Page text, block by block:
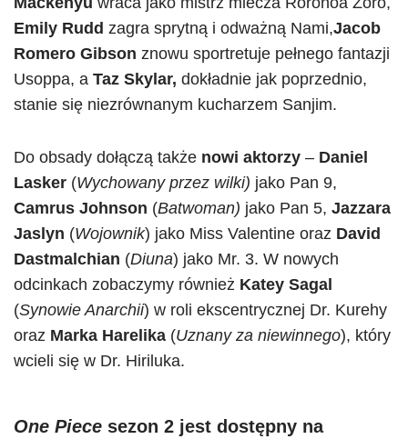
Emily Rudd zagra sprytną i odważną Nami,Jacob
Romero Gibson znowu sportretuje pełnego fantazji
Usoppa, a Taz Skylar, dokładnie jak poprzednio,
stanie się niezrównanym kucharzem Sanjim.
Do obsady dołączą także nowi aktorzy – Daniel
Lasker (Wychowany przez wilki) jako Pan 9,
Camrus Johnson (Batwoman) jako Pan 5, Jazzara
Jaslyn (Wojownik) jako Miss Valentine oraz David
Dastmalchian (Diuna) jako Mr. 3. W nowych
odcinkach zobaczymy również Katey Sagal
(Synowie Anarchii) w roli ekscentrycznej Dr. Kurehy
oraz Marka Harelika (Uznany za niewinnego), który
wcieli się w Dr. Hiriluka.
One Piece sezon 2 jest dostępny na